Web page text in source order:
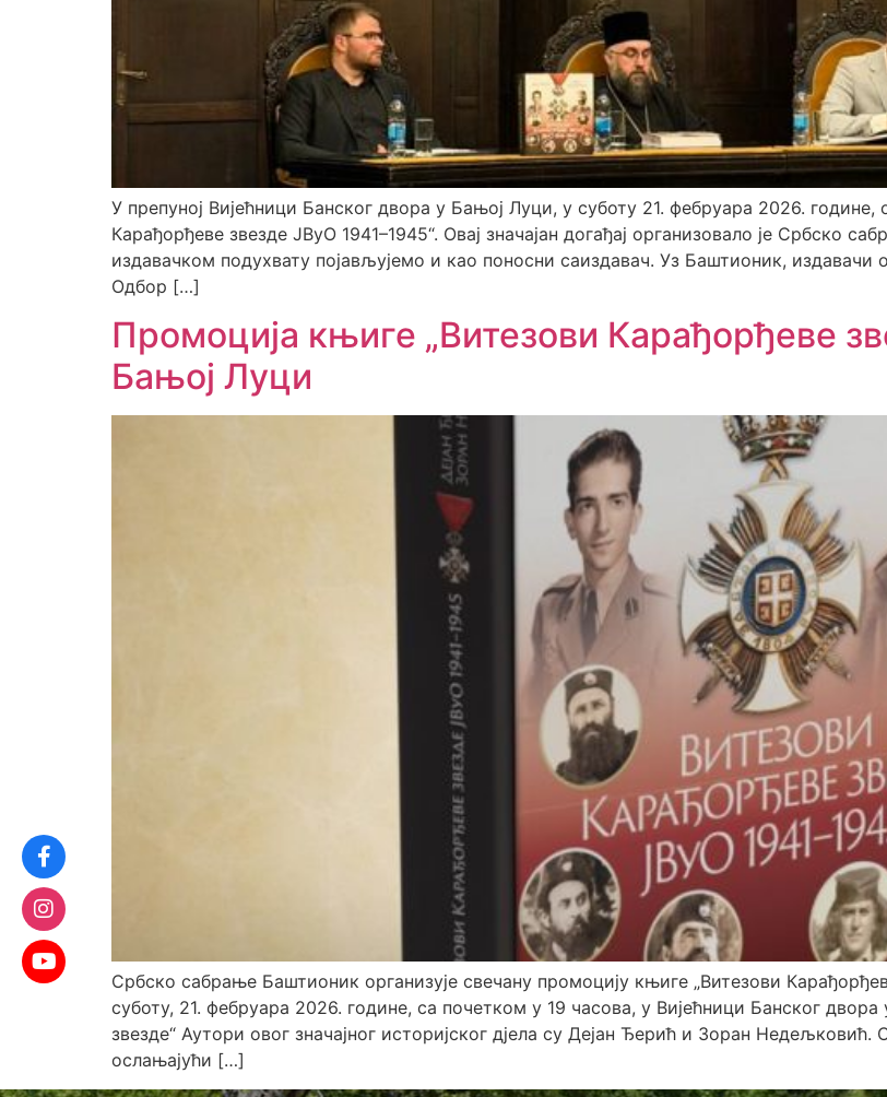
У препуној Вијећници Банског двора у Бањој Луци, у суботу 21. фебруара 2026.
Карађорђеве звезде ЈВуО 1941–1945“. Овај значајан догађај организовало је Србско
издавачком подухвату појављујемо и као поносни саиздавач. Уз Баштионик, издавачи
Одбор […]
Промоција књиге „Витезови Карађорђеве
Бањој Луци
Србско сабрање Баштионик организује свечану промоцију књиге „Витезови
суботу, 21. фебруара 2026. године, са почетком у 19 часова, у Вијећници Банског
звезде“ ​Аутори овог значајног историјског дјела су Дејан Ђерић и Зоран
ослањајући […]